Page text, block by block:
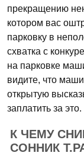
прекращению
котором вас
парковку в
схватка с
на парковке
видите, что
открытую
заплатить за это.
К ЧЕМУ
СОННИК